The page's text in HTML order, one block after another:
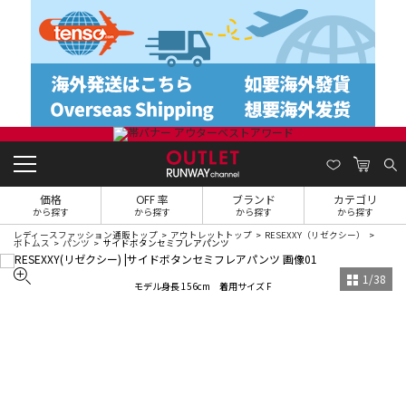
価格
から探す
OFF 率
から探す
ブランド
から探す
カテゴリ
から探す
レディースファッション通販トップ アウトレットトップ RESEXXY（リゼクシー）
ボトムス パンツ サイドボタンセミフレアパンツ
モデル身長 156cm 着用サイズ F 1 /38